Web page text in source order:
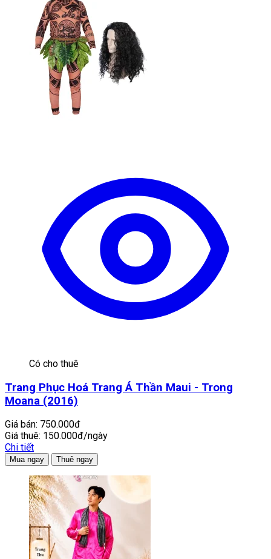
Có cho thuê
Trang Phục Hoá Trang Á Thần Maui - Trong
Moana (2016)
Giá bán: 750.000đ
Giá thuê: 150.000đ/ngày
Chi tiết
Mua ngay Thuê ngay